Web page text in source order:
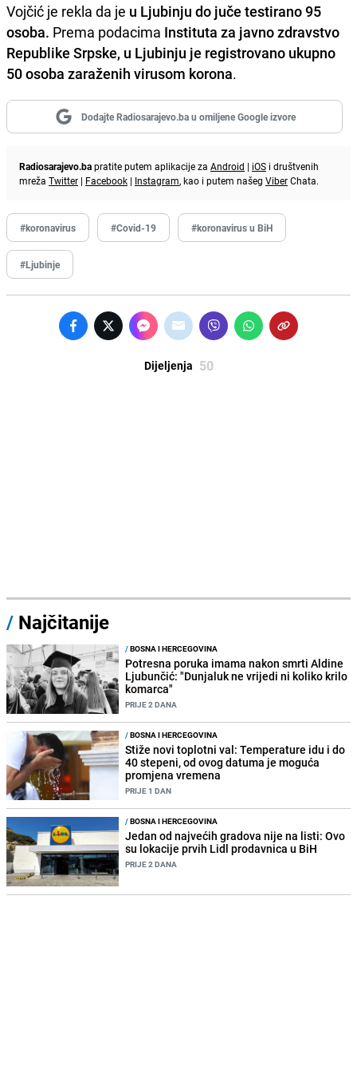
Vojčić je rekla da je u Ljubinju do juče testirano 95
osoba. Prema podacima Instituta za javno zdravstvo
Republike Srpske, u Ljubinju je registrovano ukupno
50 osoba zaraženih virusom korona.
Dodajte Radiosarajevo.ba u omiljene Google izvore
Radiosarajevo.bapratite putem aplikacije za Android | iOS i društvenih
mreža Twitter | Facebook | Instagram, kao i putem našeg ViberChata.
#koronavirus #Covid-19 #koronavirus u BiH
#Ljubinje
Dijeljenja 50
/ Najčitanije
/BOSNA I HERCEGOVINA
Potresna poruka imama nakon smrti Aldine
Ljubunčić: "Dunjaluk ne vrijedi ni koliko krilo
komarca"
PRIJE 2 DANA
/BOSNA I HERCEGOVINA
Stiže novi toplotni val: Temperature idu i do
40 stepeni, od ovog datuma je moguća
promjena vremena
PRIJE 1 DAN
/BOSNA I HERCEGOVINA
Jedan od najvećih gradova nije na listi: Ovo
su lokacije prvih Lidl prodavnica u BiH
PRIJE 2 DANA